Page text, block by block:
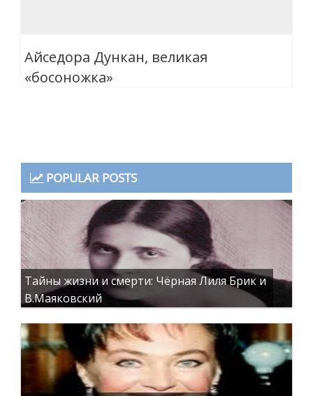
Айседора Дункан, великая
«босоножка»
POPULAR POSTS
Тайны жизни и смерти: Чёрная Лиля Брик и
В.Маяковский